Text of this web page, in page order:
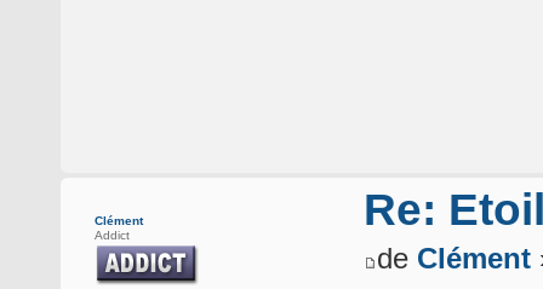
Clément
Addict
Re:
de Clément